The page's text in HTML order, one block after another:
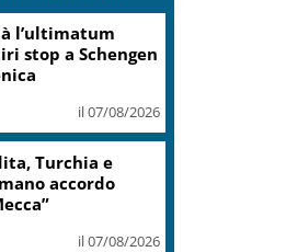
condividevo
ma apprezzavo
il 07/08/2026
interrompe
dello Stato
il 07/08/2026